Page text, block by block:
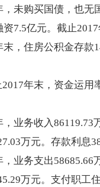
，未购买国债，也无
资7.5亿元。截止
末，住房公积金存
2017年末，资金运
，业务收入
万元。存款利息
，业务支出
万元。支付职工